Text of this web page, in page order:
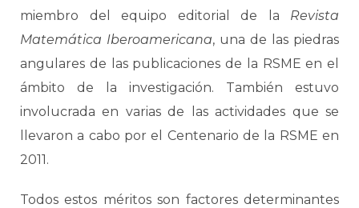
miembro del equipo editorial de la Revista
Matemática Iberoamericana, una de las piedras
angulares de las publicaciones de la RSME en el
ámbito de la investigación. También estuvo
involucrada en varias de las actividades que se
llevaron a cabo por el Centenario de la RSME en
2011.
Todos estos méritos son factores determinantes